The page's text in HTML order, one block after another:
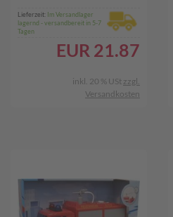
Lieferzeit: Im Versandlager
lagernd - versandbereit in 5-7
Tagen
EUR 21.87
inkl. 20 % USt zzgl.
Versandkosten